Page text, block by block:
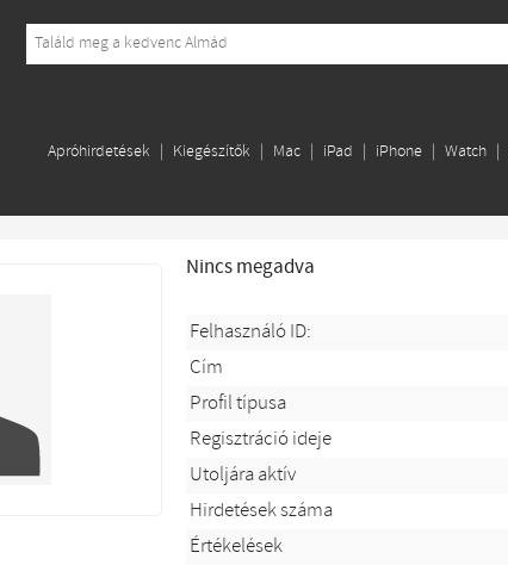
Apróhirdetések Kiegészítők Mac iPad iPhone Watch
Nincs megadva
Felhasználó ID:
Cím
Profil típusa
Regisztráció ideje
Utoljára aktív
Hirdetések száma
Értékelések